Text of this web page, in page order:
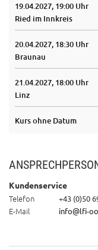
19.04.2027, 19:00 Uhr
Ried im Innkreis
20.04.2027, 18:30 Uhr
Braunau
21.04.2027, 18:00 Uhr
Linz
Kurs ohne Datum
Kundenservice
Telefon +43 (0)50
E-Mail info@lfi-